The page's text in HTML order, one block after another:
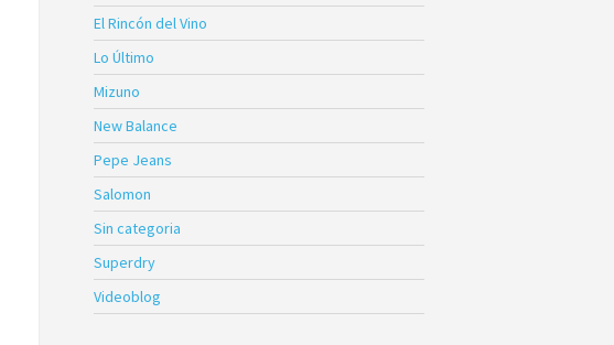
El Rincón del Vino
Lo Último
Mizuno
New Balance
Pepe Jeans
Salomon
Sin categoria
Superdry
Videoblog